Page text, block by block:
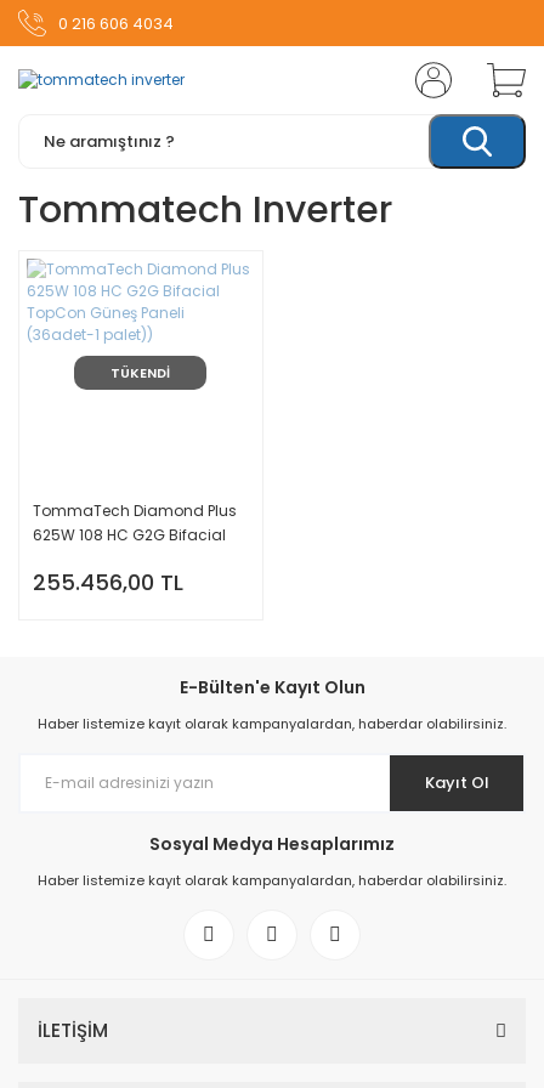
0 216 606 4034
Tommatech Inverter
TÜKENDİ
TommaTech Diamond Plus
625W 108 HC G2G Bifacial
(36adet-1 palet))
255.456,00 TL
E-Bülten'e Kayıt Olun
Haber listemize kayıt olarak kampanyalardan, haberdar olabilirsiniz.
Kayıt Ol
Sosyal Medya Hesaplarımız
Haber listemize kayıt olarak kampanyalardan, haberdar olabilirsiniz.
İLETİŞİM